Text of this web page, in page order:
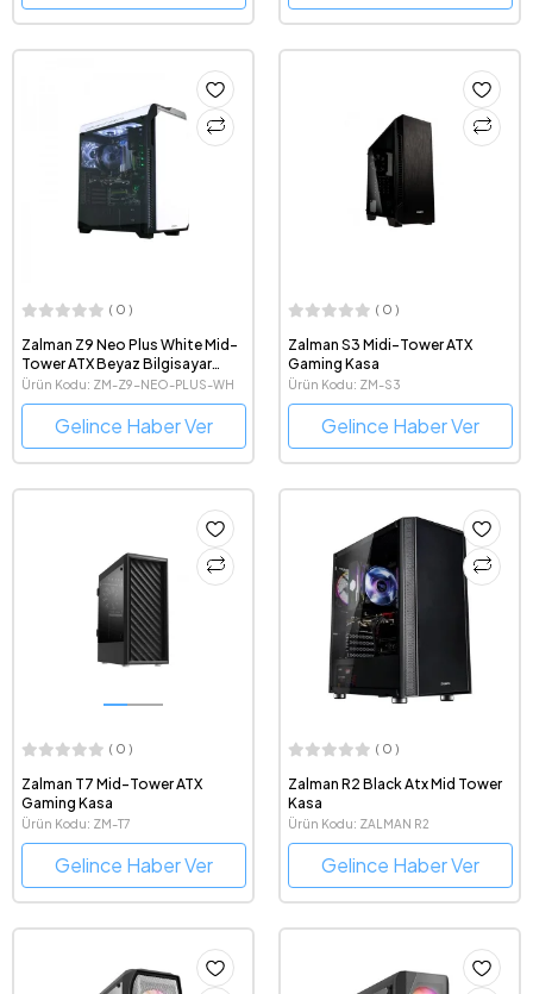
( 0 )
Zalman Z9 Neo Plus White Mid-
Tower ATX Beyaz Bilgisayar
Kasası
Ürün Kodu: ZM-Z9-NEO-PLUS-WH
Gelince Haber Ver
( 0 )
Zalman S3 Midi-Tower ATX
Gaming Kasa
Ürün Kodu: ZM-S3
Gelince Haber Ver
( 0 )
Zalman T7 Mid-Tower ATX
Gaming Kasa
Ürün Kodu: ZM-T7
Gelince Haber Ver
( 0 )
Zalman R2 Black Atx Mid Tower
Kasa
Ürün Kodu: ZALMAN R2
Gelince Haber Ver